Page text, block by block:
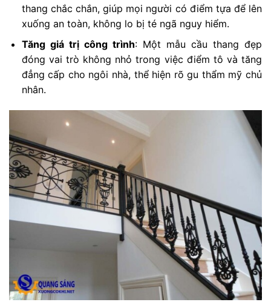
thang chắc chắn, giúp mọi người có điểm tựa để lên
xuống an toàn, không lo bị té ngã nguy hiểm.
Tăng giá trị công trình: Một mẫu cầu thang đẹp
đóng vai trò không nhỏ trong việc điểm tô và tăng
đẳng cấp cho ngôi nhà, thể hiện rõ gu thẩm mỹ chủ
nhân.